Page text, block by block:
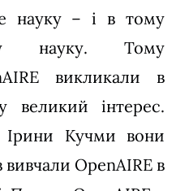
науку – і в тому
науку. Тому
викликали в
великий інтерес.
Ірини Кучми вони
вивчали OpenAIRE в